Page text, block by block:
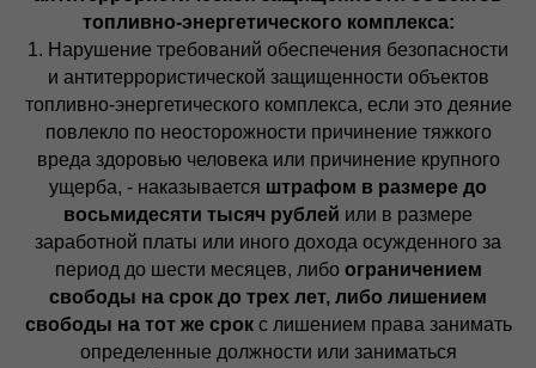
топливно-энергетического комплекса:
1. Нарушение требований обеспечения безопасности
и антитеррористической защищенности объектов
топливно-энергетического комплекса, если это деяние
повлекло по неосторожности причинение тяжкого
вреда здоровью человека или причинение крупного
ущерба, - наказывается штрафом в размере до
восьмидесяти тысяч рублей или в размере
заработной платы или иного дохода осужденного за
период до шести месяцев, либо ограничением
свободы на срок до трех лет, либо лишением
свободы на тот же срокс лишением права занимать
определенные должности или заниматься